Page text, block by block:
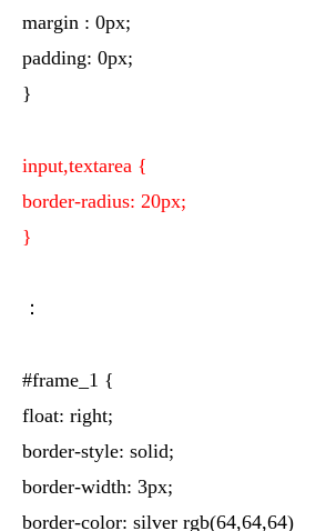
margin : 0px;
padding: 0px;
}
input,textarea {
border-radius: 20px;
}
：
#frame_1 {
float: right;
border-style: solid;
border-width: 3px;
border-color: silver rgb(64,64,64)